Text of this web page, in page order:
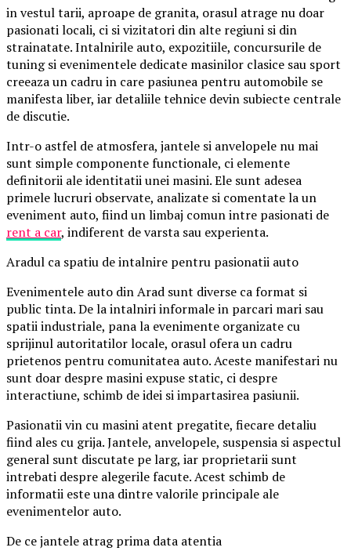
in vestul tarii, aproape de granita, orasul atrage nu doar
pasionati locali, ci si vizitatori din alte regiuni si din
strainatate. Intalnirile auto, expozitiile, concursurile de
tuning si evenimentele dedicate masinilor clasice sau sport
creeaza un cadru in care pasiunea pentru automobile se
manifesta liber, iar detaliile tehnice devin subiecte centrale
de discutie.
Intr-o astfel de atmosfera, jantele si anvelopele nu mai
sunt simple componente functionale, ci elemente
definitorii ale identitatii unei masini. Ele sunt adesea
primele lucruri observate, analizate si comentate la un
eveniment auto, fiind un limbaj comun intre pasionati de
rent a car, indiferent de varsta sau experienta.
Aradul ca spatiu de intalnire pentru pasionatii auto
Evenimentele auto din Arad sunt diverse ca format si
public tinta. De la intalniri informale in parcari mari sau
spatii industriale, pana la evenimente organizate cu
sprijinul autoritatilor locale, orasul ofera un cadru
prietenos pentru comunitatea auto. Aceste manifestari nu
sunt doar despre masini expuse static, ci despre
interactiune, schimb de idei si impartasirea pasiunii.
Pasionatii vin cu masini atent pregatite, fiecare detaliu
fiind ales cu grija. Jantele, anvelopele, suspensia si aspectul
general sunt discutate pe larg, iar proprietarii sunt
intrebati despre alegerile facute. Acest schimb de
informatii este una dintre valorile principale ale
evenimentelor auto.
De ce jantele atrag prima data atentia